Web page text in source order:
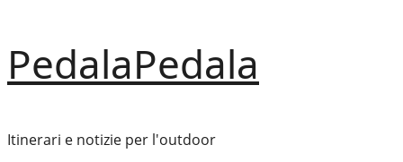
PedalaPedala
Itinerari e notizie per l'outdoor